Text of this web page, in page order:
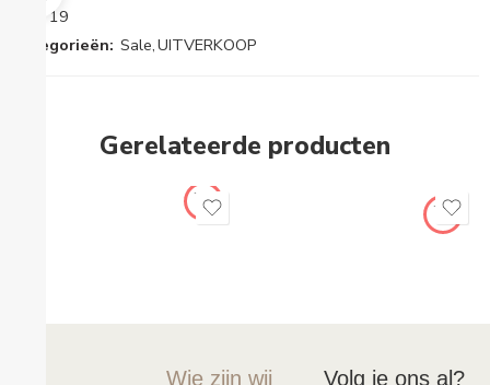
19
Categorieën: Sale,UITVERKOOP
Gerelateerde producten
Wie zijn wij Volg je ons al?